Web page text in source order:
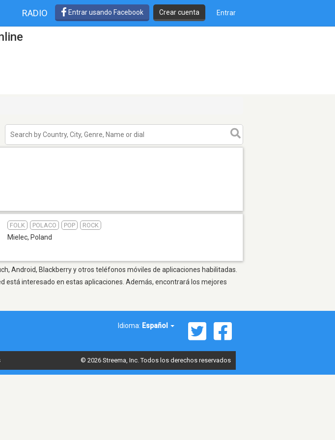
RADIO Entrar usando Facebook Crear cuenta Entrar
FOLK POLACO POP ROCK
Mielec, Poland
Android, Blackberry y otros teléfonos móviles de aplicaciones habilitadas.
está interesado en estas aplicaciones. Además, encontrará los mejores
Idioma: Español
© 2026 Streema, Inc. Todos los derechos reservados